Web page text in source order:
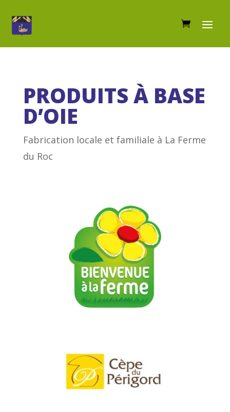
PRODUITS À BASE
D’OIE
Fabrication locale et familiale à La Ferme
du Roc